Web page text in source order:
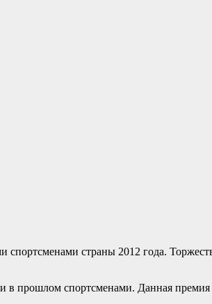
страны 2012 года.
прошлом спортсменами. Данная премия